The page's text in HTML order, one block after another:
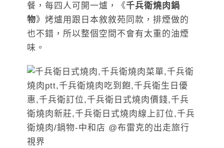
餐，每四人可開一爐，《千兵衛燒肉鍋
物》烤爐用跟日本敘敘苑同款，排煙做的
也不錯，所以整個空間不會有太重的油煙
味。